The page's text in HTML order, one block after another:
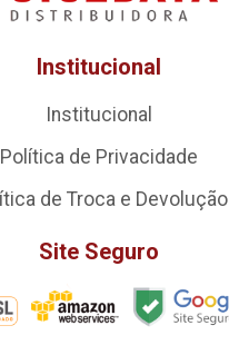
Institucional
Institucional
Política de Privacidade
de Troca e Devolução
Site Seguro